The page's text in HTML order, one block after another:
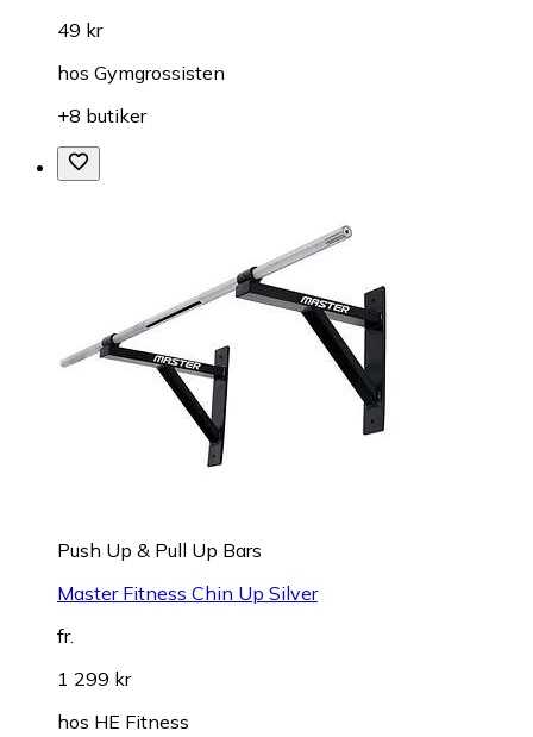
49 kr
hos Gymgrossisten
+8 butiker
Push Up & Pull Up Bars
Master Fitness Chin Up Silver
fr.
1 299 kr
hos HE Fitness